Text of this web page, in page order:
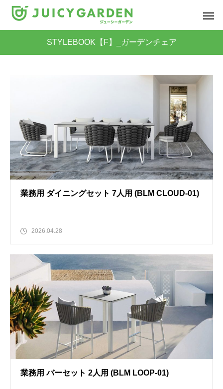
STYLEBOOK【F】_ガーデンチェア
業務用 ダイニングセット 7人用 (BLM CLOUD-01)
2026.04.28
業務用 バーセット 2人用 (BLM LOOP-01)